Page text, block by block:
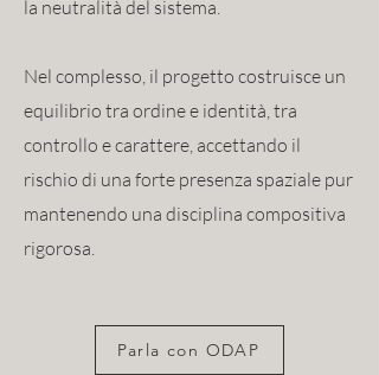
la neutralità del sistema.
Nel complesso, il progetto costruisce un
equilibrio tra ordine e identità, tra
controllo e carattere, accettando il
rischio di una forte presenza spaziale pur
mantenendo una disciplina compositiva
rigorosa.
Parla con ODAP